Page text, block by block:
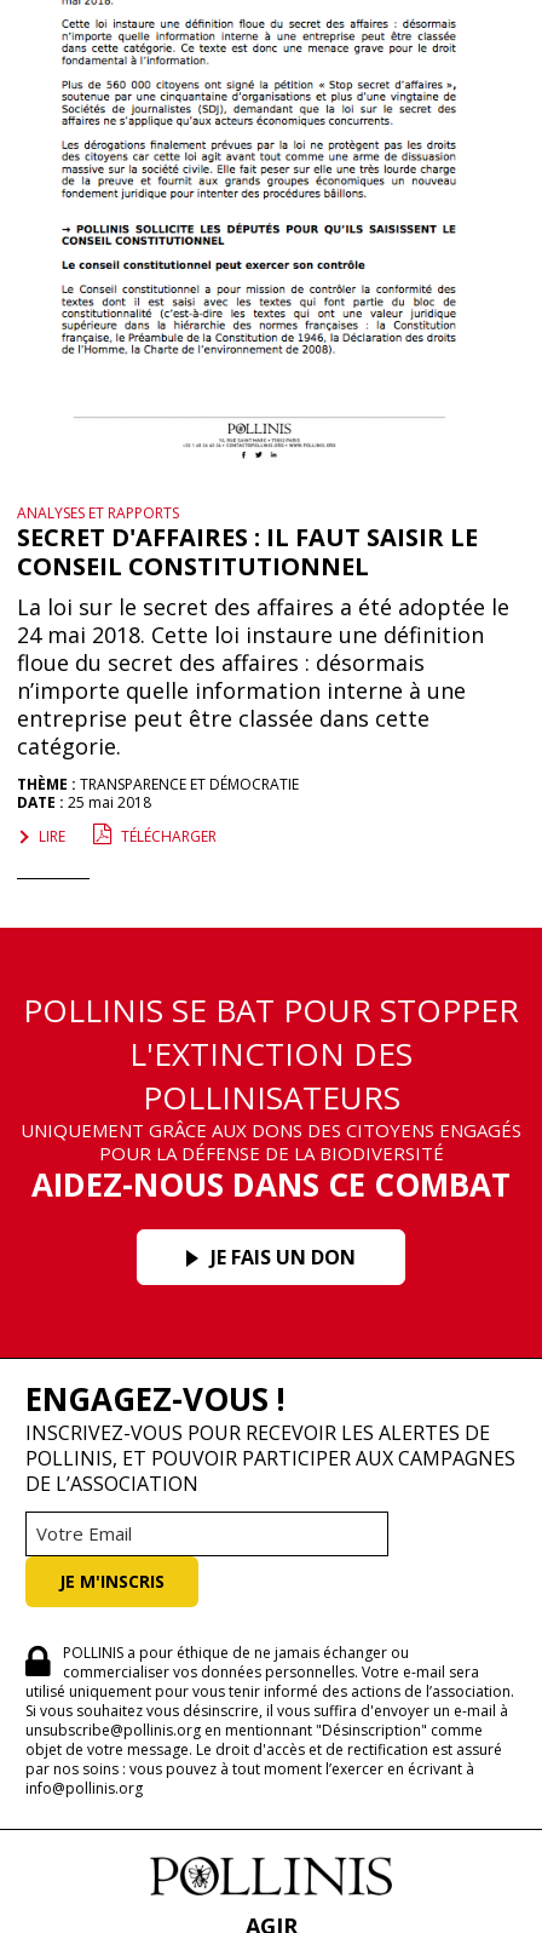
ANALYSES ET RAPPORTS
SECRET D'AFFAIRES : IL FAUT SAISIR LE
CONSEIL CONSTITUTIONNEL
La loi sur le secret des affaires a été adoptée le
24 mai 2018. Cette loi instaure une définition
floue du secret des affaires : désormais
n’importe quelle information interne à une
entreprise peut être classée dans cette
catégorie.
THÈME : TRANSPARENCE ET DÉMOCRATIE
DATE : 25 mai 2018
LIRE
TÉLÉCHARGER
POLLINIS SE BAT POUR STOPPER
L'EXTINCTION DES
POLLINISATEURS
UNIQUEMENT GRÂCE AUX DONS DES CITOYENS ENGAGÉS
POUR LA DÉFENSE DE LA BIODIVERSITÉ
AIDEZ-NOUS DANS CE COMBAT
JE FAIS UN DON
ENGAGEZ-VOUS !
INSCRIVEZ-VOUS POUR RECEVOIR LES ALERTES DE
POLLINIS, ET POUVOIR PARTICIPER AUX CAMPAGNES
DE L’ASSOCIATION
POLLINIS a pour éthique de ne jamais échanger ou
commercialiser vos données personnelles. Votre e-mail sera
utilisé uniquement pour vous tenir informé des actions de l’association.
Si vous souhaitez vous désinscrire, il vous suffira d'envoyer un e-mail à
unsubscribe@pollinis.org en mentionnant "Désinscription" comme
objet de votre message. Le droit d'accès et de rectification est assuré
par nos soins : vous pouvez à tout moment l’exercer en écrivant à
info@pollinis.org
AGIR